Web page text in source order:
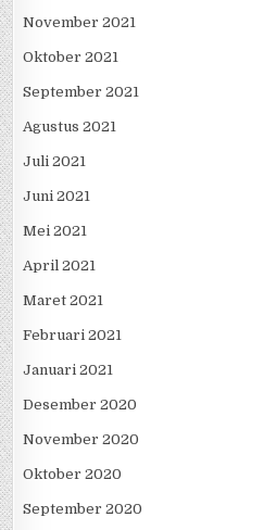
November 2021
Oktober 2021
September 2021
Agustus 2021
Juli 2021
Juni 2021
Mei 2021
April 2021
Maret 2021
Februari 2021
Januari 2021
Desember 2020
November 2020
Oktober 2020
September 2020